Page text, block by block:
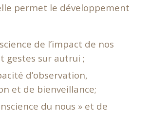
permet le développement
de l’impact de nos
gestes sur autrui ;
d’observation,
et de bienveillance;
du nous » et de